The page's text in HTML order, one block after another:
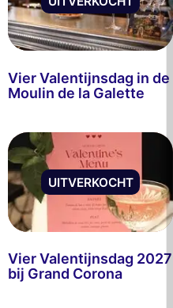
Vier Valentijnsdag in de
Moulin de la Galette
UITVERKOCHT
Vier Valentijnsdag 2027
bij Grand Corona